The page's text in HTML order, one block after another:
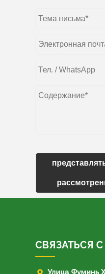
СВЯЗАТЬСЯ
 Улица Фуминь